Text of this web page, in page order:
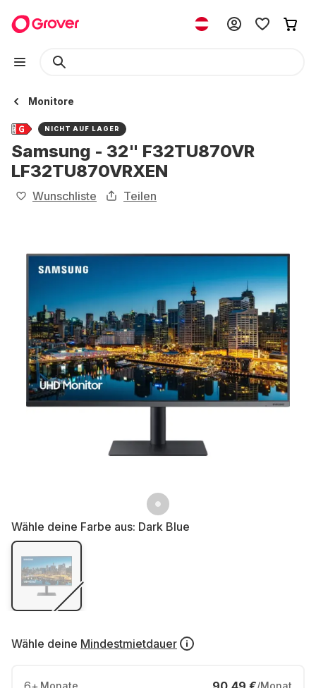
Monitore
NICHT AUF LAGER
Samsung - 32" F32TU870VR
LF32TU870VRXEN
Wunschliste Teilen
Wähle deine Farbe aus: Dark Blue
Wähle deine Mindestmietdauer
Monate /Monat